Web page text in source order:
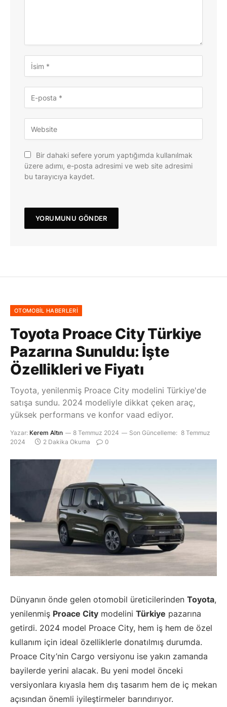
Bir dahaki sefere yorum yaptığımda kullanılmak
üzere adımı, e-posta adresimi ve web site adresimi
bu tarayıcıya kaydet.
OTOMOBIL HABERLERI
Toyota Proace City Türkiye
Pazarına Sunuldu: İşte
Özellikleri ve Fiyatı
Toyota, yenilenmiş Proace City modelini Türkiye'de
satışa sundu. 2024 modeliyle dikkat çeken araç,
yüksek performans ve konfor vaad ediyor.
Yazar: Kerem Altın 8 Temmuz 2024 Son Güncelleme: 8 Temmuz
2024
2 Dakika Okuma 0
Dünyanın önde gelen otomobil üreticilerinden Toyota,
yenilenmiş Proace City modelini Türkiye pazarına
getirdi. 2024 model Proace City, hem iş hem de özel
kullanım için ideal özelliklerle donatılmış durumda.
Proace City’nin Cargo versiyonu ise yakın zamanda
bayilerde yerini alacak. Bu yeni model önceki
versiyonlara kıyasla hem dış tasarım hem de iç mekan
açısından önemli iyileştirmeler barındırıyor.